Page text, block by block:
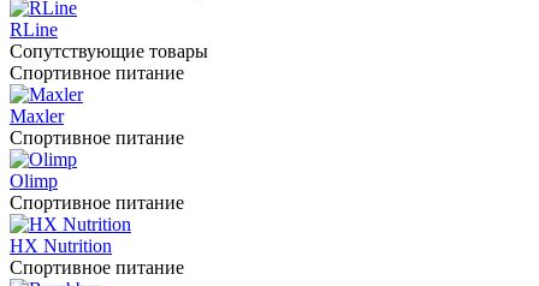
RLine
Сопутствующие товары
Спортивное питание
Maxler
Спортивное питание
Olimp
Спортивное питание
HX Nutrition
Спортивное питание